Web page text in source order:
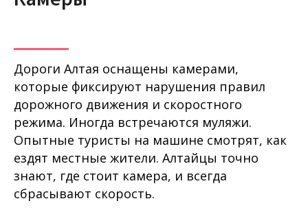
Дороги Алтая оснащены камерами,
которые фиксируют нарушения правил
дорожного движения и скоростного
режима. Иногда встречаются муляжи.
Опытные туристы на машине смотрят, как
ездят местные жители. Алтайцы точно
знают, где стоит камера, и всегда
сбрасывают скорость.